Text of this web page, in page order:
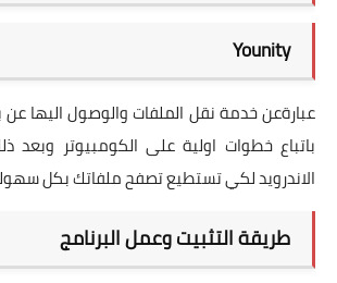
Younity
عبارةعن خدمة نقل الملفات والوصول اليها
باتباع خطوات اولية على الكومبيوتر
الاندرويد لكي تستطيع تصفح ملفاتك بكل
طريقة التثبيت وعمل البرنامج